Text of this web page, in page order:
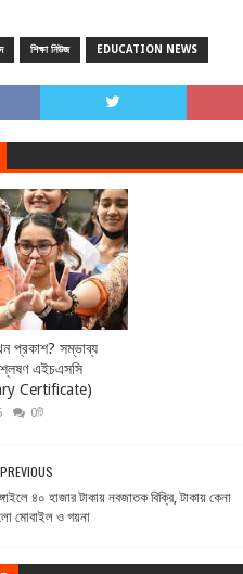
শিক্ষা নিউজ EDUCATION NEWS
প্রকাশ? সম্ভাব্য
এইচএসসি
Certificate)
0টি
PREVIOUS
৪০ হাজার টাকায় নবজাতক বিক্রি, টাকায় কেনা
মোবাইল ও গয়না